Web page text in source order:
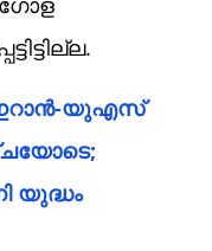
ഇറാന്‍-യുഎസ്
യുദ്ധം